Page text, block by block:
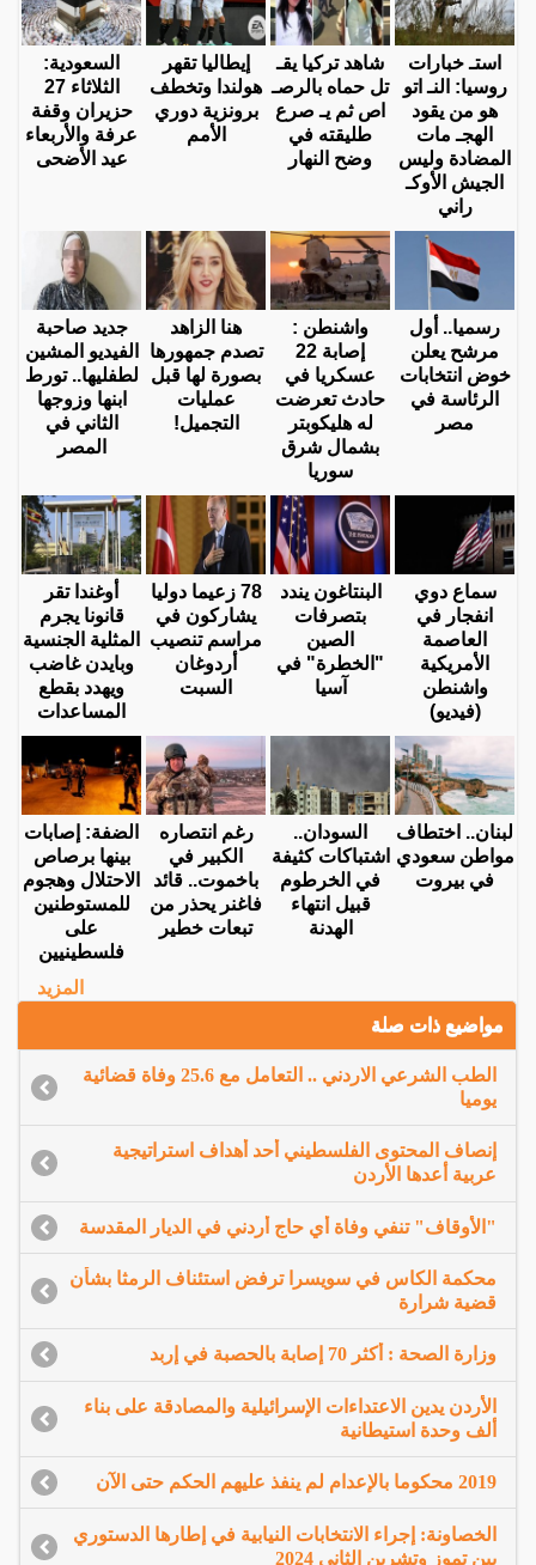
استـ خبارات
روسيا: النـ اتو
هو من يقود
الهجـ مات
المضادة وليس
الجيش الأوكـ
راني
شاهد تركيا يقـ
تل حماه بالرصـ
اص ثم يـ صرع
طليقته في
وضح النهار
إيطاليا تقهر
هولندا وتخطف
برونزية دوري
الأمم
السعودية:
الثلاثاء 27
حزيران وقفة
عرفة والأربعاء
عيد الأضحى
رسميا.. أول
مرشح يعلن
خوض انتخابات
الرئاسة في
مصر
واشنطن :
إصابة 22
عسكريا في
حادث تعرضت
له هليكوبتر
بشمال شرق
سوريا
هنا الزاهد
تصدم جمهورها
بصورة لها قبل
عمليات
التجميل!
جديد صاحبة
الفيديو المشين
لطفليها.. تورط
ابنها وزوجها
الثاني في
المصر
سماع دوي
انفجار في
العاصمة
الأمريكية
واشنطن
(فيديو)
البنتاغون يندد
بتصرفات
الصين
"الخطرة" في
آسيا
78 زعيما دوليا
يشاركون في
مراسم تنصيب
أردوغان
السبت
أوغندا تقر
قانونا يجرم
المثلية الجنسية
وبايدن غاضب
ويهدد بقطع
المساعدات
لبنان.. اختطاف
مواطن سعودي
في بيروت
السودان..
اشتباكات كثيفة
في الخرطوم
قبيل انتهاء
الهدنة
رغم انتصاره
الكبير في
باخموت.. قائد
فاغنر يحذر من
تبعات خطير
الضفة: إصابات
بينها برصاص
الاحتلال وهجوم
للمستوطنين
على
فلسطينيين
المزيد
مواضيع ذات صلة
الطب الشرعي الاردني .. التعامل مع 25.6 وفاة قضائية
يوميا
إنصاف المحتوى الفلسطيني أحد أهداف استراتيجية
عربية أعدها الأردن
"الأوقاف" تنفي وفاة أي حاج أردني في الديار المقدسة
محكمة الكاس في سويسرا ترفض استئناف الرمثا بشأن
قضية شرارة
وزارة الصحة : أكثر 70 إصابة بالحصبة في إربد
الأردن يدين الاعتداءات الإسرائيلية والمصادقة على بناء
ألف وحدة استيطانية
2019 محكوما بالإعدام لم ينفذ عليهم الحكم حتى الآن
الخصاونة: إجراء الانتخابات النيابية في إطارها الدستوري
بين تموز وتشرين الثاني 2024